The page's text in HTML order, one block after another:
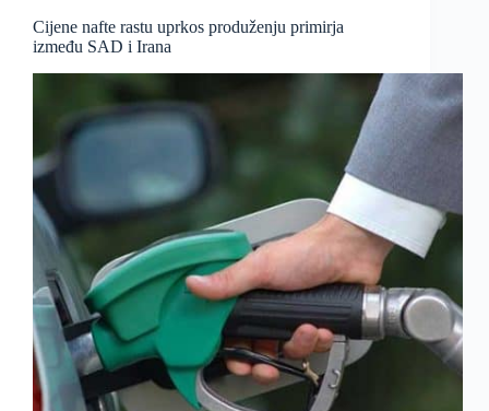
Cijene nafte rastu uprkos produženju primirja
između SAD i Irana